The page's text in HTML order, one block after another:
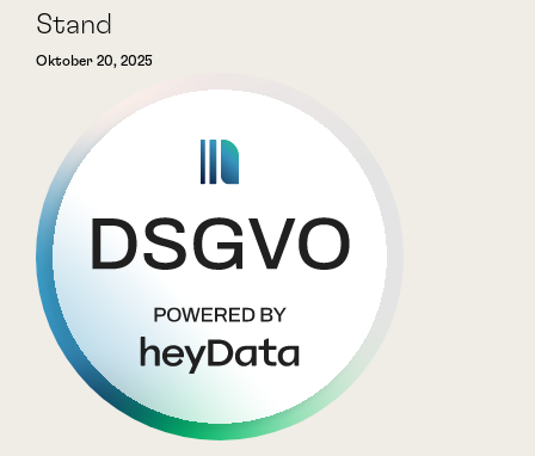
Stand
Oktober 20, 2025